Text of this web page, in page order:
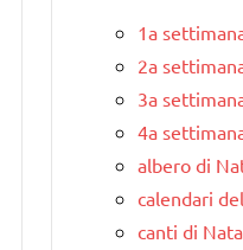
1a
2a
3a
4a
albero di
calendari
canti di